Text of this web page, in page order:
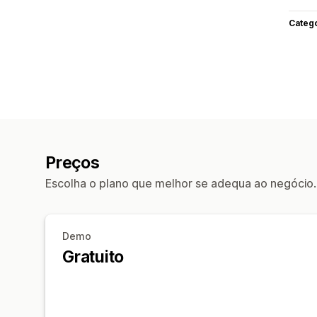
Preços
Escolha o plano que melhor se adequa ao negócio.
Demo
Gratuito